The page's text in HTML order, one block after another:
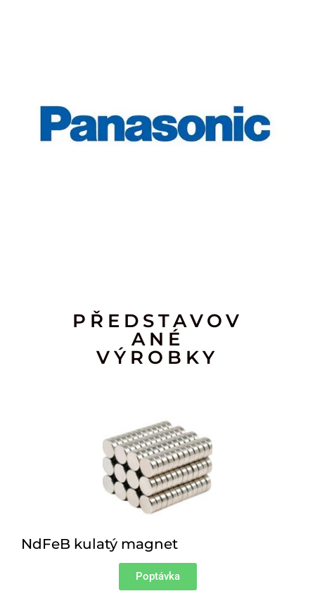
PŘEDSTAVOV
ANÉ
VÝROBKY
NdFeB kulatý magnet
Poptávka